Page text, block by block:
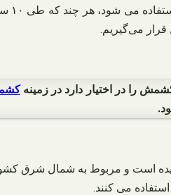
را در اختیار دارد در زمینه
و مربوط به شمال شرق کشور
می کنند.